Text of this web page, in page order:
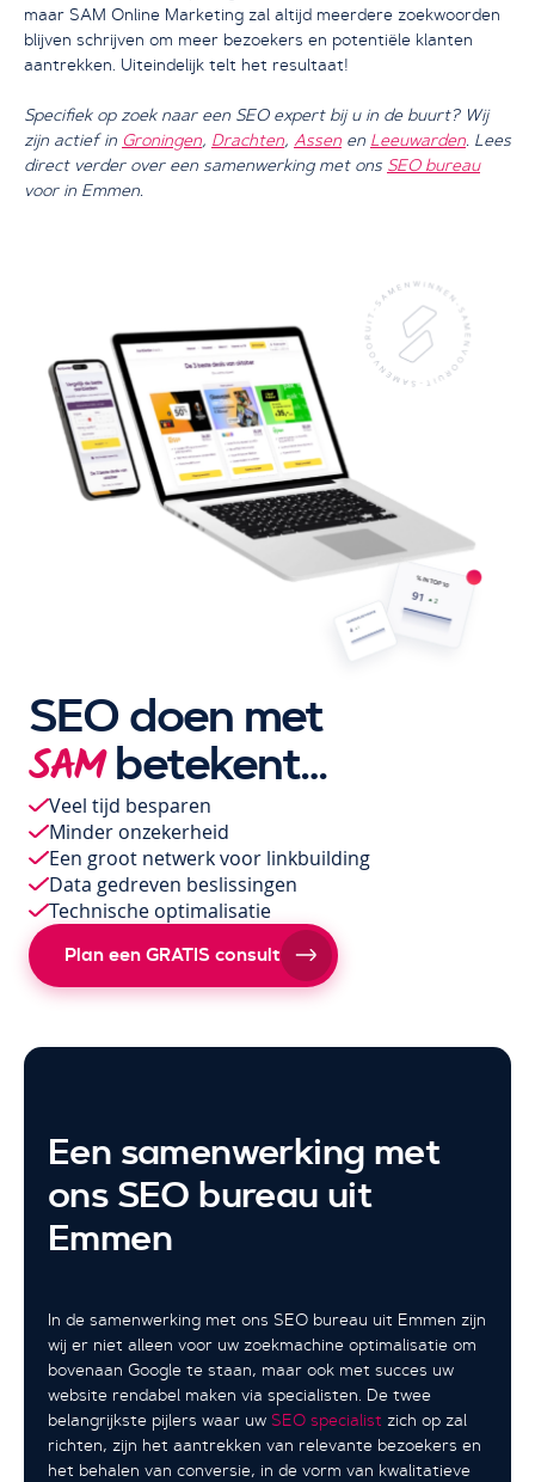
maar SAM Online Marketing zal altijd meerdere zoekwoorden
blijven schrijven om meer bezoekers en potentiële klanten
aantrekken. Uiteindelijk telt het resultaat!
Specifiek op zoek naar een SEO expert bij u in de buurt? Wij
zijn actief in Groningen, Drachten, Assen en Leeuwarden. Lees
direct verder over een samenwerking met ons SEO bureau
voor in Emmen.
SEO doen met
SAMbetekent…
Veel tijd besparen
Minder onzekerheid
Een groot netwerk voor linkbuilding
Data gedreven beslissingen
Technische optimalisatie
Plan een GRATIS consult
Een samenwerking met
ons SEO bureau uit
Emmen
In de samenwerking met ons SEO bureau uit Emmen zijn
wij er niet alleen voor uw zoekmachine optimalisatie om
bovenaan Google te staan, maar ook met succes uw
website rendabel maken via specialisten. De twee
belangrijkste pijlers waar uw SEO specialist zich op zal
richten, zijn het aantrekken van relevante bezoekers en
het behalen van conversie, in de vorm van kwalitatieve